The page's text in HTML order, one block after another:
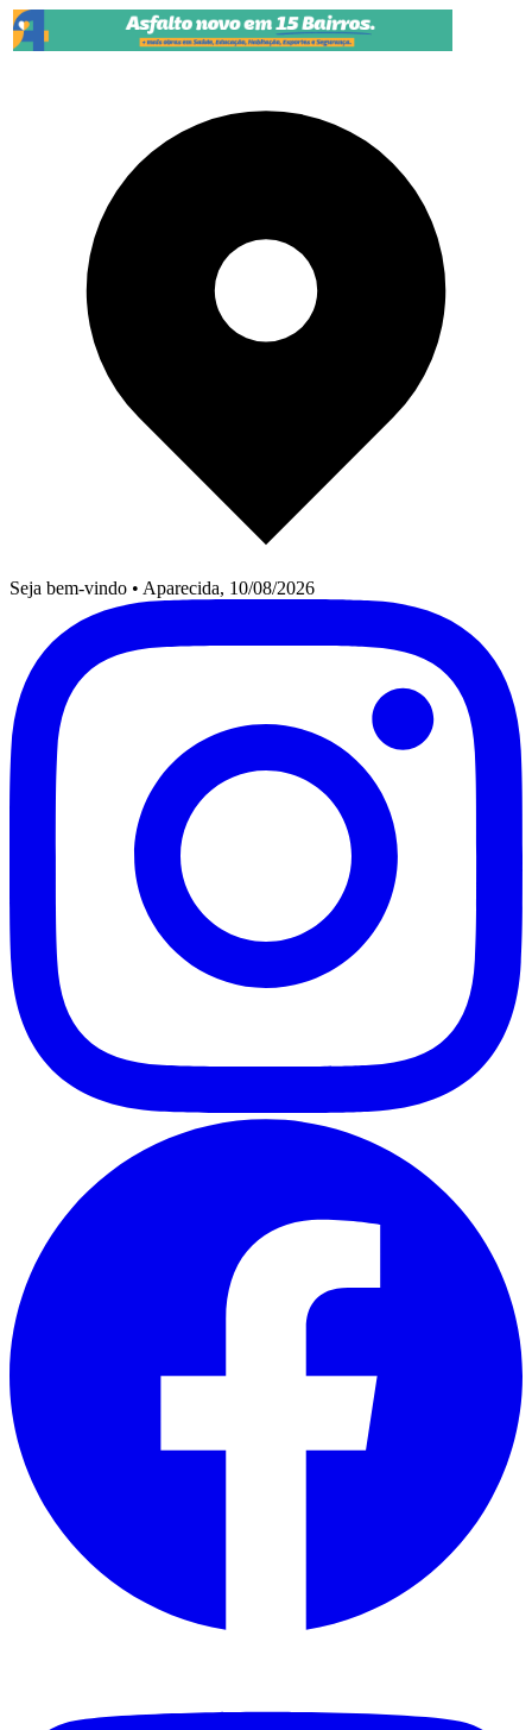
Pular para o conteúdo
Seja bem-vindo • Aparecida, 10/08/2026